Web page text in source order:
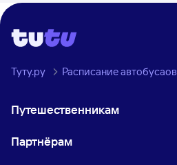
Туту.ру Расписание автобусаов
Путешественникам
Партнёрам